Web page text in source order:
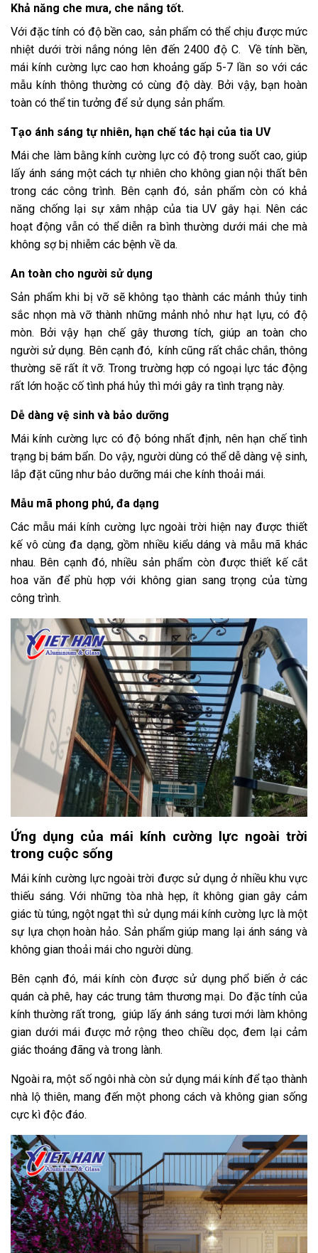
Khả năng che mưa, che nắng tốt.
Với đặc tính có độ bền cao, sản phẩm có thể chịu được mức
nhiệt dưới trời nắng nóng lên đến 2400 độ C. Về tính bền,
mái kính cường lực cao hơn khoảng gấp 5-7 lần so với các
mẫu kính thông thường có cùng độ dày. Bởi vậy, bạn hoàn
toàn có thể tin tưởng để sử dụng sản phẩm.
Tạo ánh sáng tự nhiên, hạn chế tác hại của tia UV
Mái che làm bằng kính cường lực có độ trong suốt cao, giúp
lấy ánh sáng một cách tự nhiên cho không gian nội thất bên
trong các công trình. Bên cạnh đó, sản phẩm còn có khả
năng chống lại sự xâm nhập của tia UV gây hại. Nên các
hoạt động vẫn có thể diễn ra bình thường dưới mái che mà
không sợ bị nhiễm các bệnh về da.
An toàn cho người sử dụng
Sản phẩm khi bị vỡ sẽ không tạo thành các mảnh thủy tinh
sắc nhọn mà vỡ thành những mảnh nhỏ như hạt lựu, có độ
mòn. Bởi vậy hạn chế gây thương tích, giúp an toàn cho
người sử dụng. Bên cạnh đó, kính cũng rất chắc chắn, thông
thường sẽ rất ít vỡ. Trong trường hợp có ngoại lực tác động
rất lớn hoặc cố tình phá hủy thì mới gây ra tình trạng này.
Dễ dàng vệ sinh và bảo dưỡng
Mái kính cường lực có độ bóng nhất định, nên hạn chế tình
trạng bị bám bẩn. Do vậy, người dùng có thể dễ dàng vệ sinh,
lắp đặt cũng như bảo dưỡng mái che kính thoải mái.
Mẫu mã phong phú, đa dạng
Các mẫu mái kính cường lực ngoài trời hiện nay được thiết
kế vô cùng đa dạng, gồm nhiều kiểu dáng và mẫu mã khác
nhau. Bên cạnh đó, nhiều sản phẩm còn được thiết kế cắt
hoa văn để phù hợp với không gian sang trọng của từng
công trình.
Ứng dụng của mái kính cường lực ngoài trời
trong cuộc sống
Mái kính cường lực ngoài trời được sử dụng ở nhiều khu vực
thiếu sáng. Với những tòa nhà hẹp, ít không gian gây cảm
giác tù túng, ngột ngạt thì sử dụng mái kính cường lực là một
sự lựa chọn hoàn hảo. Sản phẩm giúp mang lại ánh sáng và
không gian thoải mái cho người dùng.
Bên cạnh đó, mái kính còn được sử dụng phổ biến ở các
quán cà phê, hay các trung tâm thương mại. Do đặc tính của
kính thường rất trong, giúp lấy ánh sáng tươi mới làm không
gian dưới mái được mở rộng theo chiều dọc, đem lại cảm
giác thoáng đãng và trong lành.
Ngoài ra, một số ngôi nhà còn sử dụng mái kính để tạo thành
nhà lộ thiên, mang đến một phong cách và không gian sống
cực kì độc đáo.